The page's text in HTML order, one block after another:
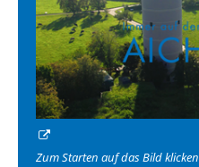
Zum Starten auf das Bild